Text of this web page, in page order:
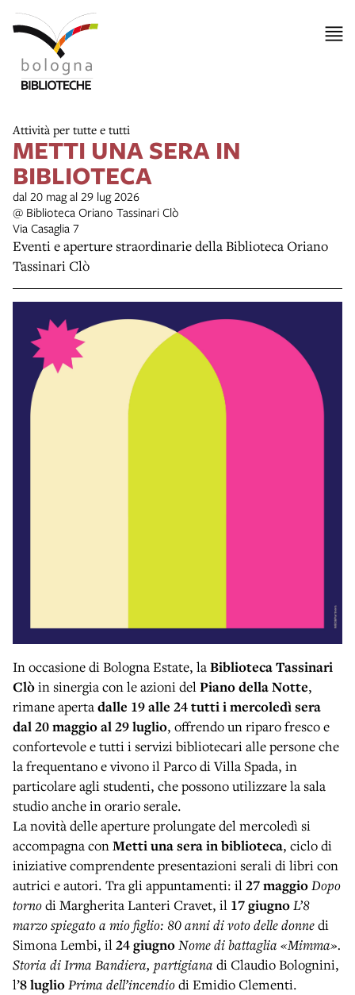
Attività per tutte e tutti
METTI UNA SERA IN
BIBLIOTECA
dal 20 mag al 29 lug 2026
@ Biblioteca Oriano Tassinari Clò
Via Casaglia 7
Eventi e aperture straordinarie della Biblioteca Oriano
Tassinari Clò
In occasione di Bologna Estate, laBiblioteca Tassinari
Clòin sinergia con le azioni delPiano della Notte,
rimane apertadalle 19 alle 24 tutti i mercoledì sera
dal 20 maggio al 29 luglio, offrendo un riparo fresco e
confortevole e tutti i servizi bibliotecari alle persone che
la frequentano e vivono il Parco di Villa Spada, in
particolare agli studenti, che possono utilizzare la sala
studio anche in orario serale.
La novità delle aperture prolungate del mercoledì si
accompagna conMetti una sera in biblioteca, ciclo di
iniziative comprendente presentazioni serali di libri con
autrici e autori. Tra gli appuntamenti: il27 maggioDopo
tornodi Margherita Lanteri Cravet, il 17 giugnoL’8
marzo spiegato a mio figlio: 80 anni di voto delle donnedi
Simona Lembi, il24 giugnoNome di battaglia «Mimma».
Storia di Irma Bandiera, partigiana di Claudio Bolognini,
l’8 luglioPrima dell’incendiodi Emidio Clementi.